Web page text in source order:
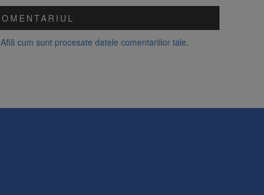
Află cum sunt procesate datele comentariilor tale.